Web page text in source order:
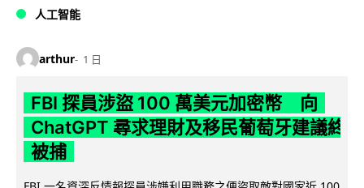
人工智能
arthur 1 日
FBI 探員涉盜 100 萬美元加密幣 向
ChatGPT 尋求理財及移民葡萄牙建議終
被捕